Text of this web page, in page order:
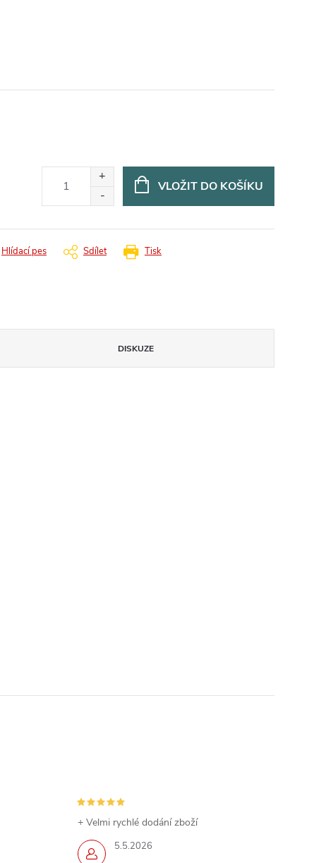
VLOŽIT DO KOŠÍKU
Tisk
Hlídací pes Sdílet
DISKUZE
5.5.2026
+ Velmi rychlé dodání zboží